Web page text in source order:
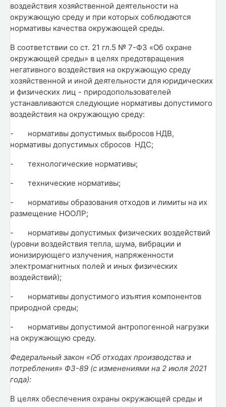
воздействия хозяйственной деятельности на
окружающую среду и при которых соблюдаются
нормативы качества окружающей среды.
В соответствии со ст. 21 гл.5 № 7-ФЗ «Об охране
окружающей среды» в целях предотвращения
негативного воздействия на окружающую среду
хозяйственной и иной деятельности для юридических
и физических лиц - природопользователей
устанавливаются следующие нормативы допустимого
воздействия на окружающую среду:
- нормативы допустимых выбросов НДВ,
нормативы допустимых сбросов НДС;
- технологические нормативы;
- технические нормативы;
- нормативы образования отходов и лимиты на их
размещение НООЛР;
- нормативы допустимых физических воздействий
(уровни воздействия тепла, шума, вибрации и
ионизирующего излучения, напряженности
электромагнитных полей и иных физических
воздействий);
- нормативы допустимого изъятия компонентов
природной среды;
- нормативы допустимой антропогенной нагрузки
на окружающую среду.
Федеральный закон «Об отходах производства и
потребления» ФЗ-89 (с изменениями на 2 июля 2021
года):
В целях обеспечения охраны окружающей среды и